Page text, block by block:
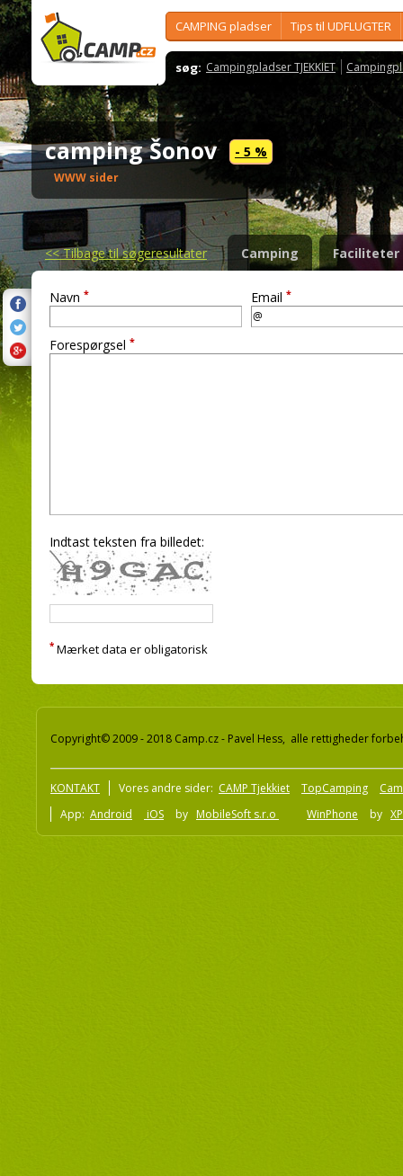
CAMPING pladser Tips til UDFLUGTER
søg: Campingpladser TJEKKIET
camping Šonov - 5 %
WWW sider
<<Tilbage til søgeresultater Camping Faciliteter
Navn * Email *
Forespørgsel *
Indtast teksten fra billedet:
* Mærket data er obligatorisk
Copyright© 2009 - 2018 Camp.cz - Pavel Hess, alle rettigheder
KONTAKT Vores andre sider: CAMP Tjekkiet TopCamping
App: Android iOS by MobileSoft s.r.o WinPhone by